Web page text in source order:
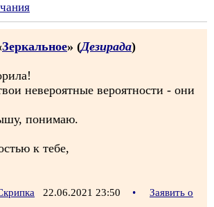
Зеркальное» (Дезирада)
невероятные вероятности - они
понимаю.
к тебе,
22.06.2021 23:50 •
Заявить о